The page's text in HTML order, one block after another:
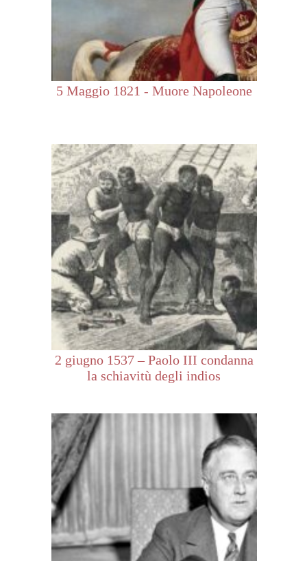
5 Maggio 1821 - Muore Napoleone
2 giugno 1537 – Paolo III condanna
la schiavitù degli indios